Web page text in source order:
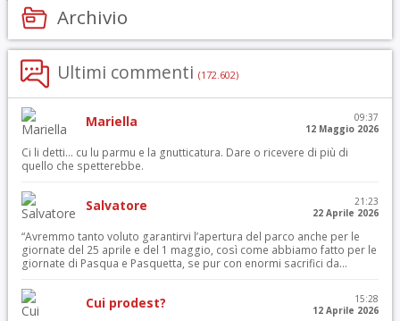
Archivio
Ultimi commenti (172.602)
Mariella
09:37
12 Maggio 2026
Ci li detti… cu lu parmu e la gnutticatura. Dare o ricevere di più di
quello che spetterebbe.
Salvatore
21:23
22 Aprile 2026
“Avremmo tanto voluto garantirvi l’apertura del parco anche per le
giornate del 25 aprile e del 1 maggio, così come abbiamo fatto per le
giornate di Pasqua e Pasquetta, se pur con enormi sacrifici da...
Cui prodest?
15:28
12 Aprile 2026